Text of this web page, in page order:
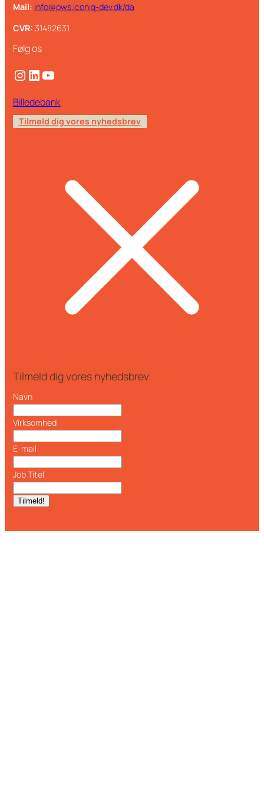
Mail: info@pws.iconiq-dev.dk/da
CVR: 31482631
Følg os
Instagram LinkedIn YouTube
Billedebank
Tilmeld dig vores nyhedsbrev
Tilmeld dig vores nyhedsbrev
Navn
Virksomhed
E-mail
Job Titel
Tilmeld!